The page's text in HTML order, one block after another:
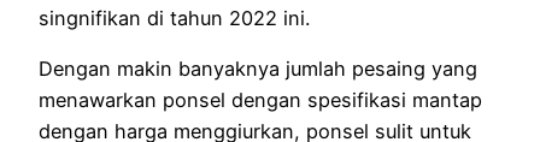
singnifikan di tahun 2022 ini.
Dengan makin banyaknya jumlah pesaing yang
menawarkan ponsel dengan spesifikasi mantap
dengan harga menggiurkan, ponsel sulit untuk